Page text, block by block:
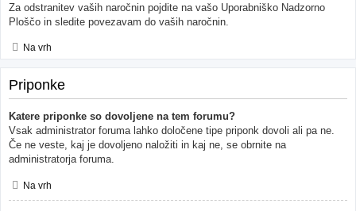
Za odstranitev vaših naročnin pojdite na vašo Uporabniško Nadzorno
Ploščo in sledite povezavam do vaših naročnin.
Na vrh
Priponke
Katere priponke so dovoljene na tem forumu?
Vsak administrator foruma lahko določene tipe priponk dovoli ali pa ne.
Če ne veste, kaj je dovoljeno naložiti in kaj ne, se obrnite na
administratorja foruma.
Na vrh